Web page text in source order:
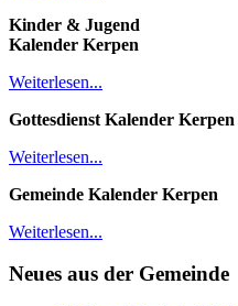
Kinder & Jugend
Kalender Kerpen
Weiterlesen...
Gottesdienst Kalender Kerpen
Weiterlesen...
Gemeinde Kalender Kerpen
Weiterlesen...
Neues aus der Gemeinde